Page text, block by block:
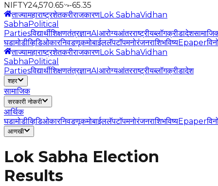
NIFTY24,570.65
-65.35
ताज्यामहाराष्ट्रशेतकरीराजकारणLok SabhaVidhan
SabhaPolitical
Partiesविद्यार्थीशिक्षणतंत्रज्ञानAIआरोग्यआंतरराष्ट्रीयब्लॉगक्रीडादेश
घडामोडीव्हिडिओकारनिवडणूकमोबाईललॅपटॉपमनोरंजनराशिभविष्यEpaper
ताज्यामहाराष्ट्रशेतकरीराजकारणLok SabhaVidhan
SabhaPolitical
Partiesविद्यार्थीशिक्षणतंत्रज्ञानAIआरोग्यआंतरराष्ट्रीयब्लॉगक्रीडादेश
शहर
सामाजिक
सरकारी नोकरी
आर्थिक
घडामोडीव्हिडिओकारनिवडणूकमोबाईललॅपटॉपमनोरंजनराशिभविष्यEpaper
आणखी
Lok Sabha Election
Results